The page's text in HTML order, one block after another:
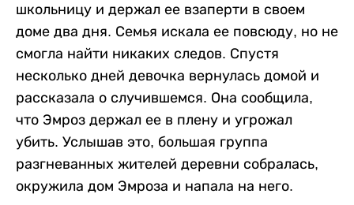
школьницу и держал ее взаперти в своем
доме два дня. Семья искала ее повсюду, но не
смогла найти никаких следов. Спустя
несколько дней девочка вернулась домой и
рассказала о случившемся. Она сообщила,
что Эмроз держал ее в плену и угрожал
убить. Услышав это, большая группа
разгневанных жителей деревни собралась,
окружила дом Эмроза и напала на него.